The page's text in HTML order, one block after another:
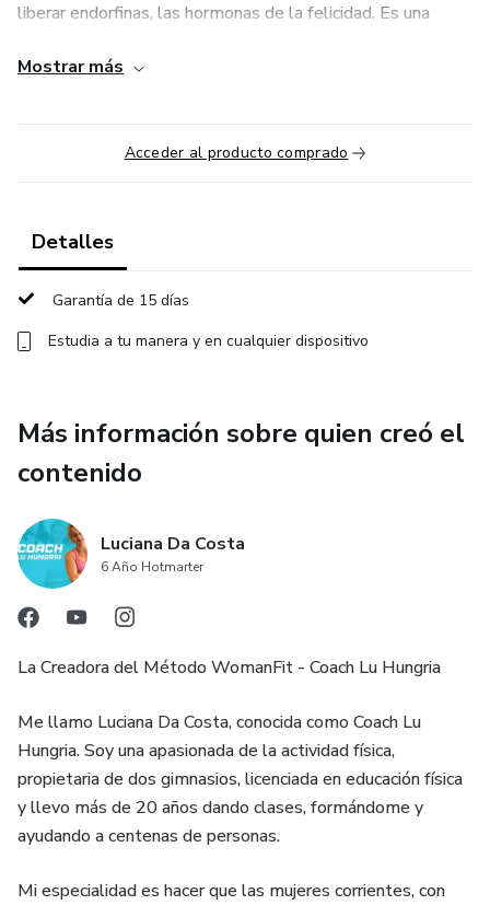
liberar endorfinas, las hormonas de la felicidad. Es una
mejorar tu bienestar general.
Este cruso te guiará paso a paso para que puedas empezar
a correr de manera segura y efectiva, integrando esta
actividad como un complemento perfecto a tu
saludable y equilibrado.
Mostrar más
Acceder al producto comprado
Detalles
Garantía de 15 días
Estudia a tu manera y en cualquier dispositivo
Más información sobre quien creó el
contenido
Luciana Da Costa
6 Año Hotmarter
La Creadora del Método WomanFit - Coach Lu Hungria
Me llamo Luciana Da Costa, conocida como Coach Lu
Hungria. Soy una apasionada de la actividad física,
propietaria de dos gimnasios, licenciada en educación física
y llevo más de 20 años dando clases, formándome y
ayudando a centenas de personas.
Mi especialidad es hacer que las mujeres corrientes, con